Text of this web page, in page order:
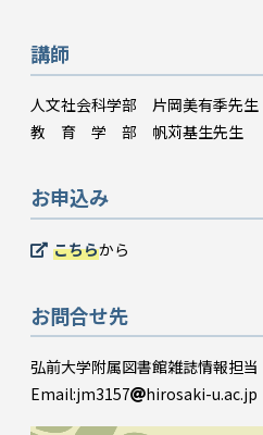
講師
人文社会科学部 片岡美有季先生
教 育 学 部 帆苅基生先生
お申込み
こちらから
お問合せ先
弘前大学附属図書館雑誌情報担当
Email:jm3157
hirosaki-u.ac.jp